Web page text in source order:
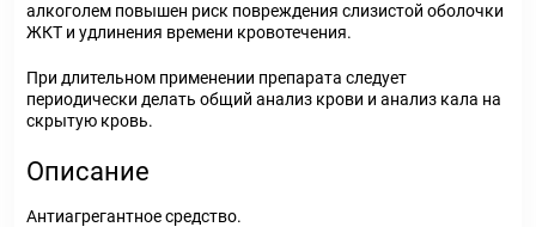
алкоголем повышен риск повреждения слизистой оболочки
ЖКТ и удлинения времени кровотечения.
При длительном применении препарата следует
периодически делать общий анализ крови и анализ кала на
скрытую кровь.
Описание
Антиагрегантное средство.